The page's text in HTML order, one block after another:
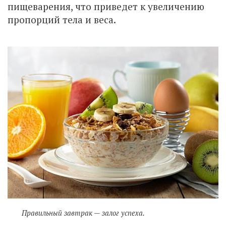
пищеварения, что приведет к увеличению
пропорций тела и веса.
Правильный завтрак — залог успеха.